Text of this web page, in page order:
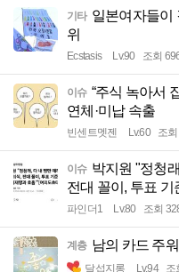
기타 일본여자들이
위
Ecstasis Lv.90 조회
이슈 “주식 녹아서
연체·미납 속출
빈센트멧젠 Lv.60 조
이슈 박지원 "정청
전대 꼴이, 투표 기
파인더1 Lv.80 조회
계층 남의 카드 주
달섭지롱 Lv.94 조